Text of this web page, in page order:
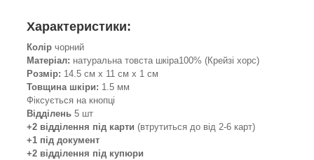
Характеристики:
Колір чорний
Матеріал: натуральна товста шкіра100% (Крейзі хорс)
Розмір: 14.5 см х 11 см х 1 см
Товщина шкіри: 1.5 мм
Фіксується на кнопці
Відділень 5 шт
+2 відділення під карти (втрутиться до від 2-6 карт)
+1 під документ
+2 відділення під купюри